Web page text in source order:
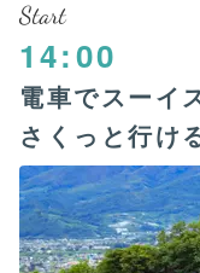
Start
14:00
電車でスーイ
さくっと行け